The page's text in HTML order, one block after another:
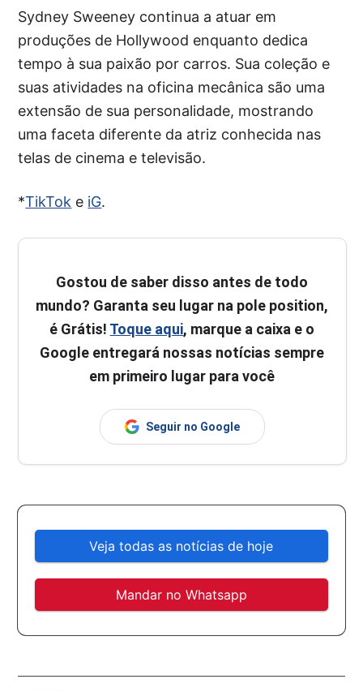
Sydney Sweeney continua a atuar em
produções de Hollywood enquanto dedica
tempo à sua paixão por carros. Sua coleção e
suas atividades na oficina mecânica são uma
extensão de sua personalidade, mostrando
uma faceta diferente da atriz conhecida nas
telas de cinema e televisão.
*TikTok e iG.
Gostou de saber disso antes de todo
mundo? Garanta seu lugar na pole position,
é Grátis! Toque aqui, marque a caixa e o
Google entregará nossas notícias sempre
em primeiro lugar para você
Seguir no Google
Veja todas as notícias de hoje
Mandar no Whatsapp